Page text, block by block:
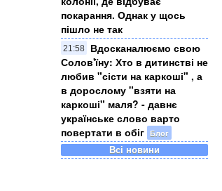
покарання. Однак у щось
пішло не так
21:58
Вдосканалюємо свою
Солов'їну: Хто в дитинстві не
любив "сісти на каркоші" , а
в дорослому "взяти на
каркоші" маля? - давнє
українське слово варто
повертати в обіг Блог
Всі новини